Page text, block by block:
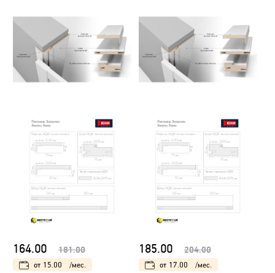
164.00 181.00
от 15.00 /мес.
185.00 204.00
от 17.00 /мес.